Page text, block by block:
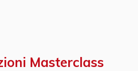
Masterclass